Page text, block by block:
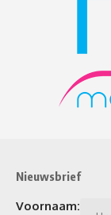
Nieuwsbrief
Voornaam: